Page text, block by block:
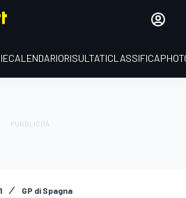
CALENDARIORISULTATICLASSIFICA
GP di Spagna